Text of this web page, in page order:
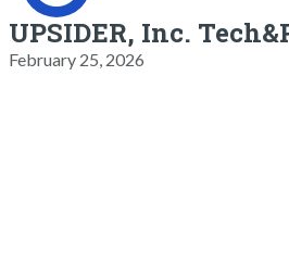
UPSIDER, Inc.
February 25, 2026